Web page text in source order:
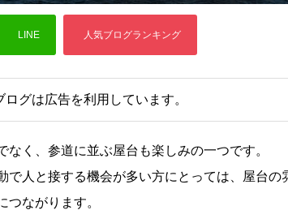
ログは広告を利用しています。
く、参道に並ぶ屋台も楽しみの一つです。
人と接する機会が多い方にとっては、屋台の
つながります。